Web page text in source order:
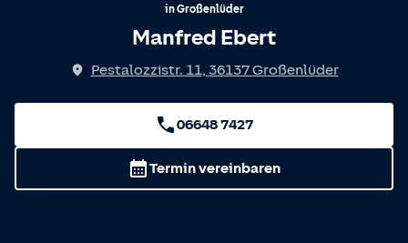
inGroßenlüder
Manfred Ebert
Pestalozzistr. 11, 36137Großenlüder
06648 7427
Termin vereinbaren